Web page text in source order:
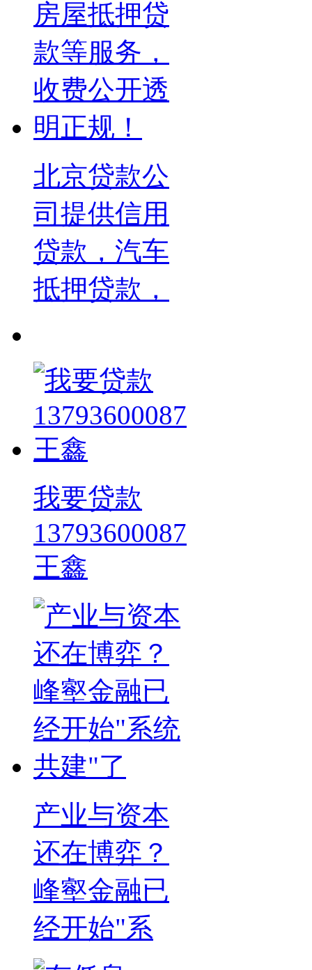
北京贷款公
司提供信用
贷款，汽车
抵押贷款，
我要贷款
13793600087
王鑫
产业与资本
还在博弈？
峰壑金融已
经开始"系